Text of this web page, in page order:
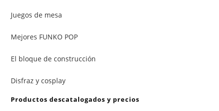
Juegos de mesa
Mejores FUNKO POP
El bloque de construcción
Disfraz y cosplay
Productos descatalogados y precios